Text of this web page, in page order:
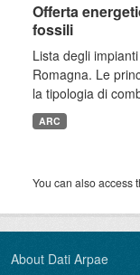
Offerta
fossili
Lista degli
Romagna. Le
la tipologia di
ARC
You can also access
About Dati Arpae